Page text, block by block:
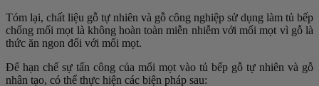
Tóm lại, chất liệu gỗ tự nhiên và gỗ công nghiệp sử dụng làm tủ bếp
chống mối mọt là không hoàn toàn miễn nhiễm với mối mọt vì gỗ là
thức ăn ngon đối với mối mọt.
Để hạn chế sự tấn công của mối mọt vào tủ bếp gỗ tự nhiên và gỗ
nhân tạo, có thể thực hiện các biện pháp sau: